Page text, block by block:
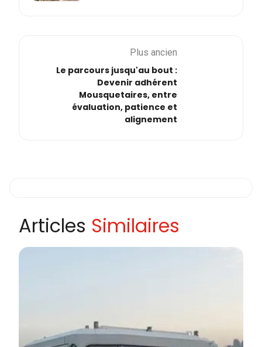
Plus ancien
Le parcours jusqu'au bout :
Devenir adhérent
Mousquetaires, entre
évaluation, patience et
alignement
Articles Similaires